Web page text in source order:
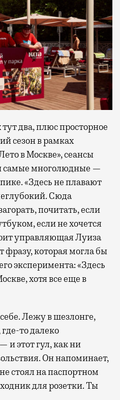
два, плюс просторное
сезон в рамках
в Москве», сеансы
самые многолюдные —
«Здесь не плавают
Сюда
почитать, если
если не хочется
управляющая Луиза
фразу, которая могла бы
эксперимента: «Здесь
хотя все еще в
Лежу в шезлонге,
то далеко
и этот гул, как ни
Он напоминает,
стоял на паспортном
для розетки. Ты